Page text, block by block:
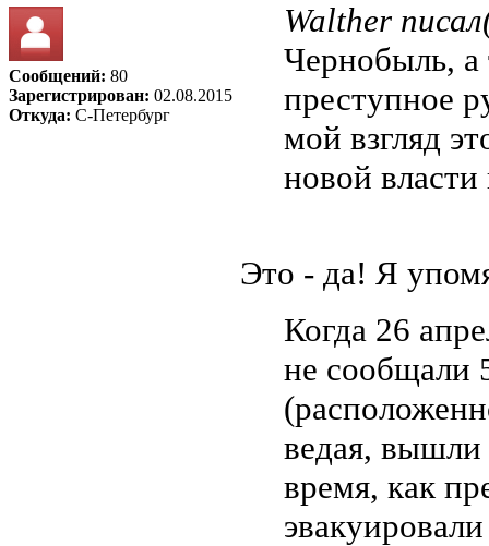
Сообщений: 80
Зарегистрирован: 02.08.2015
Откуда: С-Петербург
Walther
Чернобыль, а
преступное
мой взгляд
новой
Это - да! Я
Когда 26
не сообщали
ведая,
время, как